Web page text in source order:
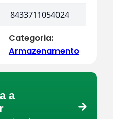
8433711054024
Categoria:
Armazenamento
a